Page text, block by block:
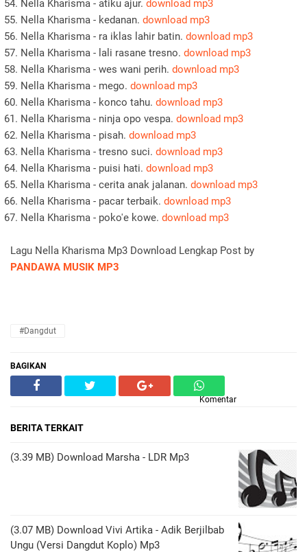
Nella Kharisma - atiku ajur. download mp3
Nella Kharisma - kedanan. download mp3
Nella Kharisma - ra iklas lahir batin. download mp3
Nella Kharisma - lali rasane tresno. download mp3
Nella Kharisma - wes wani perih. download mp3
Nella Kharisma - mego. download mp3
Nella Kharisma - konco tahu. download mp3
Nella Kharisma - ninja opo vespa. download mp3
Nella Kharisma - pisah. download mp3
Nella Kharisma - tresno suci. download mp3
Nella Kharisma - puisi hati. download mp3
Nella Kharisma - cerita anak jalanan. download mp3
Nella Kharisma - pacar terbaik. download mp3
Nella Kharisma - poko'e kowe. download mp3
Lagu Nella Kharisma Mp3 Download Lengkap Post by
PANDAWA MUSIK MP3
#Dangdut
BAGIKAN
Komentar
BERITA TERKAIT
(3.39 MB) Download Marsha - LDR Mp3
(3.07 MB) Download Vivi Artika - Adik Berjilbab
Ungu (Versi Dangdut Koplo) Mp3